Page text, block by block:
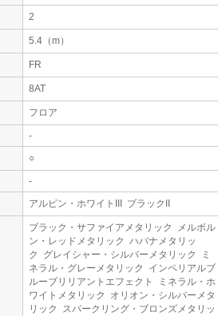
2
5.4（m）
FR
8AT
フロア
-
○
-
アルピン・ホワイトIII ブラックII
ブラック・サファイアメタリック メルボル
ン・レッドメタリック ハバナメタリッ
ク グレイシャー・シルバーメタリック ミ
ネラル・グレーメタリック インペリアルブ
ルーブリリアントエフェクト ミネラル・ホ
ワイトメタリック オリオン・シルバーメタ
リック スパークリング・ブロンズメタリッ